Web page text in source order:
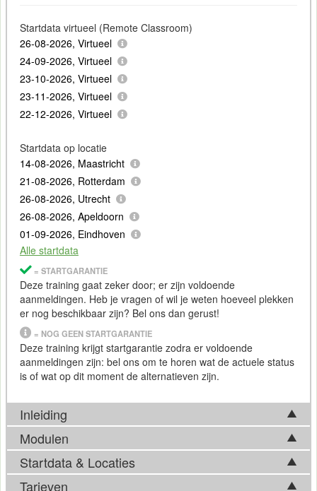
Startdata virtueel (Remote Classroom)
26-08-2026, Virtueel
24-09-2026, Virtueel
23-10-2026, Virtueel
23-11-2026, Virtueel
22-12-2026, Virtueel
Startdata op locatie
14-08-2026, Maastricht
21-08-2026, Rotterdam
26-08-2026, Utrecht
26-08-2026, Apeldoorn
01-09-2026, Eindhoven
Alle startdata
= STARTGARANTIE
Deze training gaat zeker door; er zijn voldoende
aanmeldingen. Heb je vragen of wil je weten hoeveel plekken
er nog beschikbaar zijn? Bel ons dan gerust!
= NOG GEEN STARTGARANTIE
Deze training krijgt startgarantie zodra er voldoende
aanmeldingen zijn: bel ons om te horen wat de actuele status
is of wat op dit moment de alternatieven zijn.
Inleiding
Meer en meer organisaties worden datagedreven. Als
de driver is van je organisatie, dan is het belangrijk om te
weten waar je eigenlijk staat. Een Capability Maturity Model
(CMM) is een goede manier om dat in kaart te brengen.
Modulen
Tijdens de Training Data Maturity Assessment CMM komen in
basis onderstaande onderwerpen aan bod. Afhankelijk van
Startdata & Locaties
Tarieven